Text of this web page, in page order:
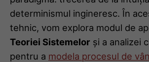
determinismul ingineresc. În
tehnic, vom explora modul de
Teoriei Sistemelor și a analizei
pentru a modela procesul de